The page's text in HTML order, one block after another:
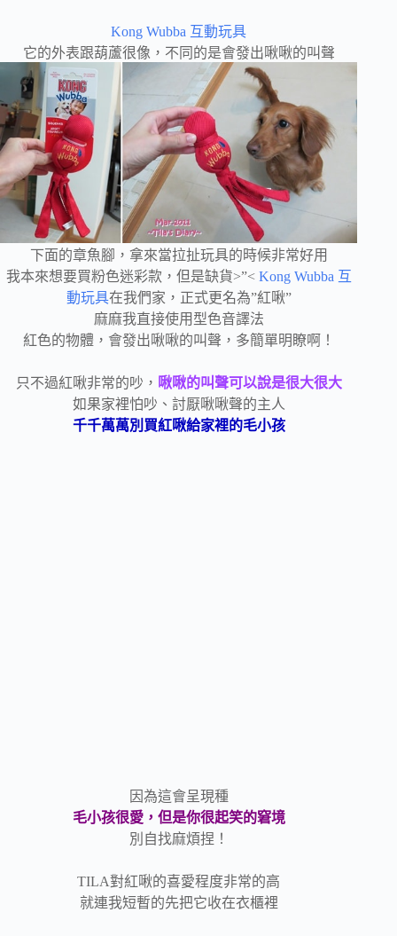
Kong Wubba 互動玩具
它的外表跟葫蘆很像，不同的是會發出啾啾的叫聲
下面的章魚腳，拿來當拉扯玩具的時候非常好用
我本來想要買粉色迷彩款，但是缺貨>”< Kong Wubba 互
動玩具在我們家，正式更名為”紅啾”
麻麻我直接使用型色音譯法
紅色的物體，會發出啾啾的叫聲，多簡單明瞭啊！
只不過紅啾非常的吵， 啾啾的叫聲可以說是很大很大
如果家裡怕吵、討厭啾啾聲的主人
千千萬萬別買紅啾給家裡的毛小孩
因為這會呈現種
毛小孩很愛，但是你很起笑的窘境
別自找麻煩捏！
TILA對紅啾的喜愛程度非常的高
就連我短暫的先把它收在衣櫃裡